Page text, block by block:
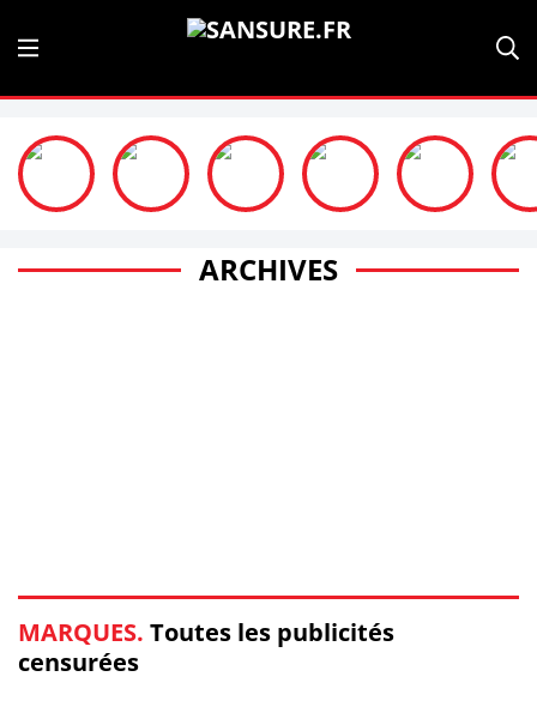
ARCHIVES
MARQUES. Toutes les publicités
censurées